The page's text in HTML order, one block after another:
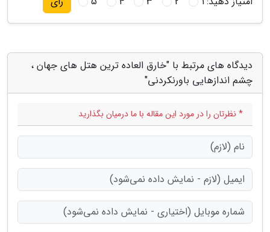
دیدگاه های مرتبط با "خارق العاده ترین هتل های جهان ،
چشم اندازهایی باورنکردنی"
* نظرتان را در مورد این مقاله با ما درمیان بگذارید